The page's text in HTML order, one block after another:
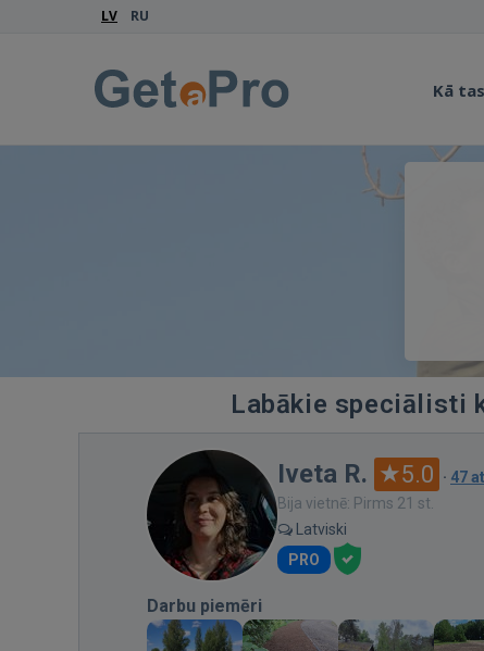
LV RU
Kā
Labākie speciālisti
Iveta R. 5.0 · 47
Bija vietnē: Pirms 21 st.
Latviski
PRO
Darbu piemēri